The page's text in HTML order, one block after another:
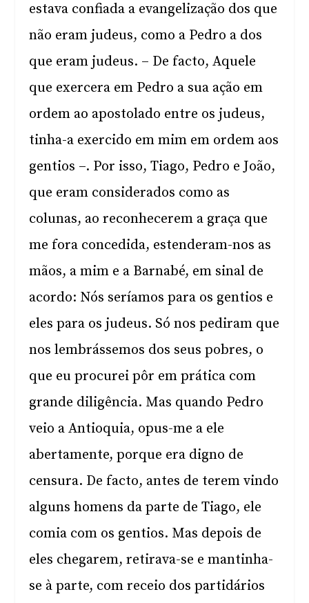
estava confiada a evangelização dos que
não eram judeus, como a Pedro a dos
que eram judeus. – De facto, Aquele
que exercera em Pedro a sua ação em
ordem ao apostolado entre os judeus,
tinha-a exercido em mim em ordem aos
gentios –. Por isso, Tiago, Pedro e João,
que eram considerados como as
colunas, ao reconhecerem a graça que
me fora concedida, estenderam-nos as
mãos, a mim e a Barnabé, em sinal de
acordo: Nós seríamos para os gentios e
eles para os judeus. Só nos pediram que
nos lembrássemos dos seus pobres, o
que eu procurei pôr em prática com
grande diligência. Mas quando Pedro
veio a Antioquia, opus-me a ele
abertamente, porque era digno de
censura. De facto, antes de terem vindo
alguns homens da parte de Tiago, ele
comia com os gentios. Mas depois de
eles chegarem, retirava-se e mantinha-
se à parte, com receio dos partidários